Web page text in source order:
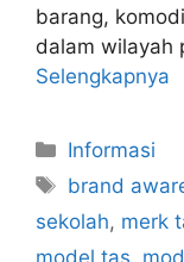
barang,
dalam wilayah
Selengkapnya
Kategori
Informasi
Tag
brand
sekolah, merk